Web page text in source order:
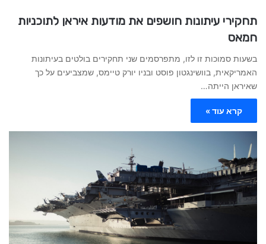
תחקירי עיתונות חושפים את מודעות איראן לתוכניות
חמאס
בשעות סמוכות זו לזו, מתפרסמים שני תחקירים בולטים בעיתונות
האמריקאית, בוושינגטון פוסט ובניו יורק טיימס, שמצביעים על כך
שאיראן הייתה…
קרא עוד »